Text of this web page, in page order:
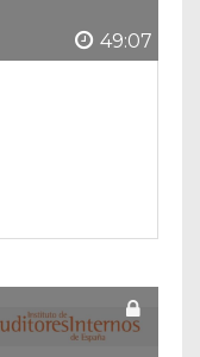
49:07